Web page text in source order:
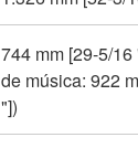
744 mm [29-5/16
de música: 922
"])